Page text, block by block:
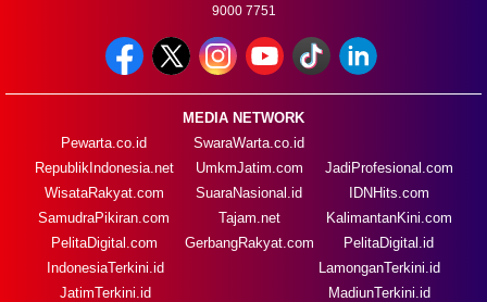
9000 7751
MEDIA NETWORK
Pewarta.co.id
RepublikIndonesia.net
WisataRakyat.com
SamudraPikiran.com
PelitaDigital.com
SwaraWarta.co.id
UmkmJatim.com
SuaraNasional.id
Tajam.net
GerbangRakyat.com
JadiProfesional.com
IDNHits.com
KalimantanKini.com
PelitaDigital.id
IndonesiaTerkini.id
JatimTerkini.id
LamonganTerkini.id
MadiunTerkini.id